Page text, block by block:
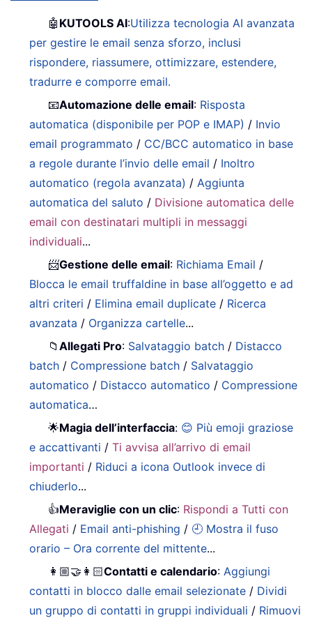
🤖 KUTOOLS AI:Utilizza tecnologia AI avanzata
per gestire le email senza sforzo, inclusi
rispondere, riassumere, ottimizzare, estendere,
tradurre e comporre email.
📧Automazione delle email: Risposta
automatica (disponibile per POP e IMAP) / Invio
email programmato / CC/BCC automatico in base
a regole durante l’invio delle email / Inoltro
automatico (regola avanzata) / Aggiunta
automatica del saluto / Divisione automatica delle
email con destinatari multipli in messaggi
individuali...
📨Gestione delle email: Richiama Email /
Blocca le email truffaldine in base all’oggetto e ad
altri criteri / Elimina email duplicate / Ricerca
avanzata / Organizza cartelle...
📁Allegati Pro: Salvataggio batch / Distacco
batch / Compressione batch / Salvataggio
automatico / Distacco automatico / Compressione
automatica…
🌟Magia dell’interfaccia: 😊 Più emoji graziose
e accattivanti /Ti avvisa all’arrivo di email
importanti / Riduci a icona Outlook invece di
chiuderlo...
👍Meraviglie con un clic: Rispondi a Tutti con
Allegati / Email anti-phishing / 🕘 Mostra il fuso
orario – Ora corrente del mittente...
👩🏼‍🤝‍👩🏻Contatti e calendario: Aggiungi
contatti in blocco dalle email selezionate / Dividi
un gruppo di contatti in gruppi individuali / Rimuovi